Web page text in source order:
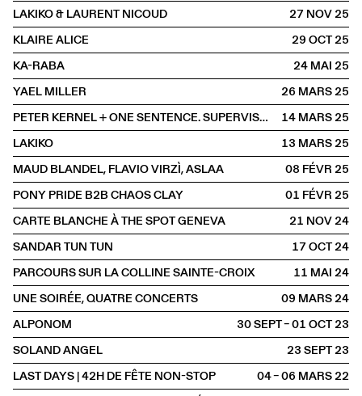
LAKIKO & LAURENT NICOUD
27 NOV2025
KLAIRE ALICE
29 OCT2025
KA-RABA
24 MAI2025
YAEL MILLER
26 MARS2025
PETER KERNEL + ONE SENTENCE. SUPERVISOR
14 MARS2025
LAKIKO
13 MARS2025
MAUD BLANDEL, FLAVIO VIRZÌ, ASLAA
08 FÉVR2025
PONY PRIDE B2B CHAOS CLAY
01 FÉVR2025
CARTE BLANCHE À THE SPOT GENEVA
21 NOV2024
SANDAR TUN TUN
17 OCT2024
PARCOURS SUR LA COLLINE SAINTE-CROIX
11 MAI2024
UNE SOIRÉE, QUATRE CONCERTS
09 MARS2024
ALPONOM
30 SEPT – 01 OCT2023
SOLAND ANGEL
23 SEPT2023
LAST DAYS | 42H DE FÊTE NON-STOP
04 – 06 MARS2022